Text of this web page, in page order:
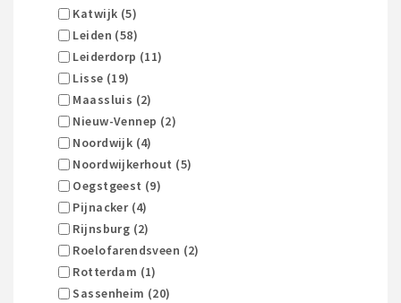
Katwijk (5)
Leiden (58)
Leiderdorp (11)
Lisse (19)
Maassluis (2)
Nieuw-Vennep (2)
Noordwijk (4)
Noordwijkerhout (5)
Oegstgeest (9)
Pijnacker (4)
Rijnsburg (2)
Roelofarendsveen (2)
Rotterdam (1)
Sassenheim (20)